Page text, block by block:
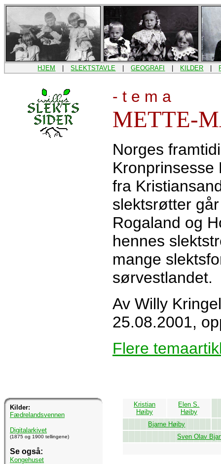
HJEM SLEKTSTAVLE GEOGRAFI KILDER
- t e m a
METTE-
Norges
Kronprinsesse
fra
slektsrøtter
Rogaland og
hennes
mange
sørvestlandet.
Av Willy
25.08.2001,
Flere
Kilder:
Fædrelandsvennen
Digitalarkivet
(1875 og 1900 tellingene)
Se også:
Kongehuset
Kristian
Høiby
Elen S.
Høiby
Bjarne Høiby
Sven Olav